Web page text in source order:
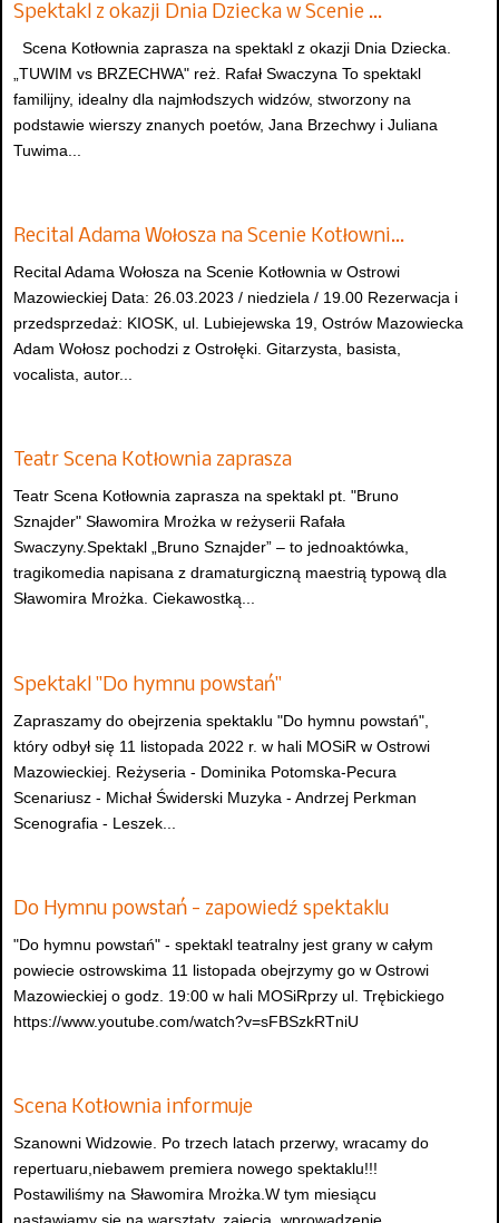
Spektakl z okazji Dnia Dziecka w Scenie …
Scena Kotłownia zaprasza na spektakl z okazji Dnia Dziecka.
„TUWIM vs BRZECHWA" reż. Rafał Swaczyna To spektakl
familijny, idealny dla najmłodszych widzów, stworzony na
podstawie wierszy znanych poetów, Jana Brzechwy i Juliana
Tuwima...
Recital Adama Wołosza na Scenie Kotłowni…
Recital Adama Wołosza na Scenie Kotłownia w Ostrowi
Mazowieckiej Data: 26.03.2023 / niedziela / 19.00 Rezerwacja i
przedsprzedaż: KIOSK, ul. Lubiejewska 19, Ostrów Mazowiecka
Adam Wołosz pochodzi z Ostrołęki. Gitarzysta, basista,
vocalista, autor...
Teatr Scena Kotłownia zaprasza
Teatr Scena Kotłownia zaprasza na spektakl pt. "Bruno
Sznajder" Sławomira Mrożka w reżyserii Rafała
Swaczyny.Spektakl „Bruno Sznajder” – to jednoaktówka,
tragikomedia napisana z dramaturgiczną maestrią typową dla
Sławomira Mrożka. Ciekawostką...
Spektakl "Do hymnu powstań"
Zapraszamy do obejrzenia spektaklu "Do hymnu powstań",
który odbył się 11 listopada 2022 r. w hali MOSiR w Ostrowi
Mazowieckiej. Reżyseria - Dominika Potomska-Pecura
Scenariusz - Michał Świderski Muzyka - Andrzej Perkman
Scenografia - Leszek...
Do Hymnu powstań - zapowiedź spektaklu
"Do hymnu powstań" - spektakl teatralny jest grany w całym
powiecie ostrowskima 11 listopada obejrzymy go w Ostrowi
Mazowieckiej o godz. 19:00 w hali MOSiRprzy ul. Trębickiego
https://www.youtube.com/watch?v=sFBSzkRTniU
Scena Kotłownia informuje
Szanowni Widzowie. Po trzech latach przerwy, wracamy do
repertuaru,niebawem premiera nowego spektaklu!!!
Postawiliśmy na Sławomira Mrożka.W tym miesiącu